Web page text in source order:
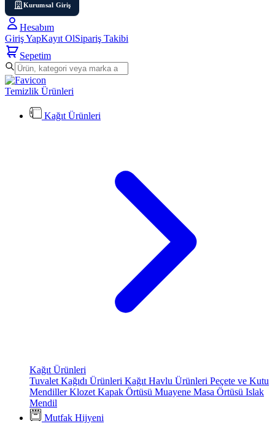
Kurumsal Giriş
Hesabım
Giriş YapKayıt OlSipariş Takibi
Sepetim
Temizlik Ürünleri
Kağıt Ürünleri
Kağıt Ürünleri
Tuvalet Kağıdı Ürünleri Kağıt Havlu Ürünleri Peçete ve Kutu
MendillerKlozet Kapak Örtüsü Muayene Masa Örtüsü Islak
Mendil
Mutfak Hijyeni